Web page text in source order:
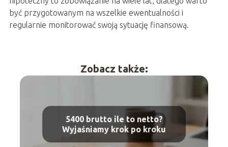
być przygotowanym na wszelkie ewentualności i
regularnie monitorować swoją sytuację finansową.
Zobacz także:
5400 brutto ile to netto?
Wyjaśniamy krok po kroku